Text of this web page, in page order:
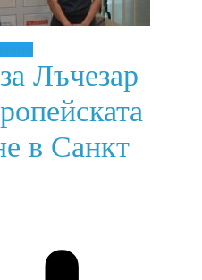
Лъчезар
в Санкт